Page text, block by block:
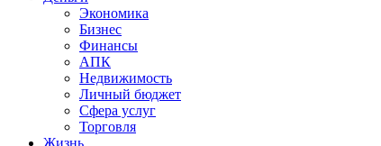
Экономика
Бизнес
Финансы
АПК
Недвижимость
Личный бюджет
Сфера услуг
Торговля
Жизнь